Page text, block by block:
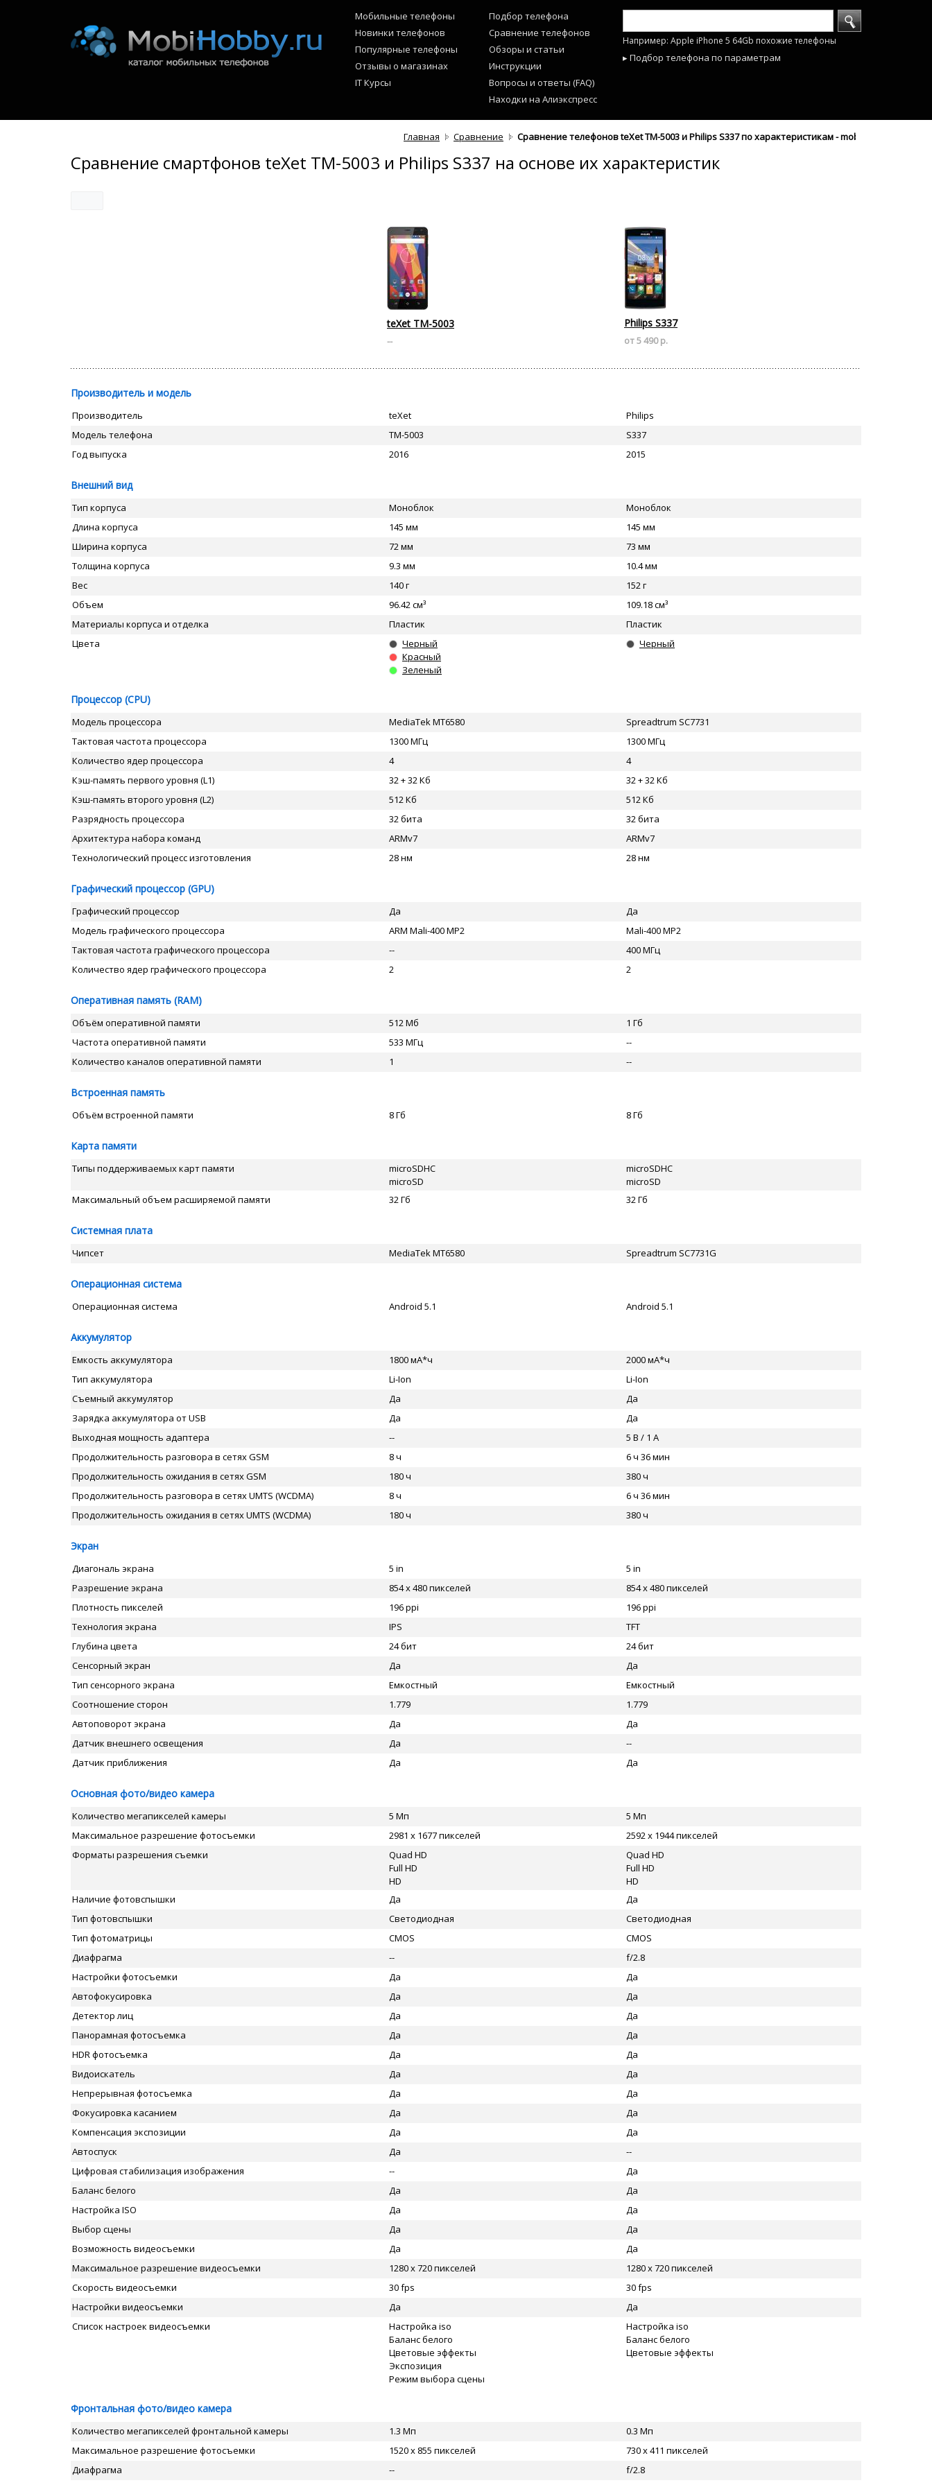
Мобильные телефоны
Новинки телефонов
Популярные телефоны
Отзывы о магазинах
IT Курсы
Подбор телефона
Сравнение телефонов
Обзоры и статьи
Инструкции
Вопросы и ответы (FAQ)
Находки на Алиэкспресс
Например: Apple iPhone 5 64Gb похожие телефоны
▸ Подбор телефона по параметрам
Главная Сравнение Сравнение телефонов teXet TM-5003 и Philips S337 по характеристикам - mobyhobby.ru
Сравнение смартфонов teXet TM-5003 и Philips S337 на основе их характеристик
teXet TM-5003
--
Philips S337
от 5 490 р.
Производитель и модель
Производитель teXet
Philips
Модель телефона
TM-5003
S337
Год выпуска
2016 2015
Внешний вид
Тип корпуса Моноблок
Моноблок
Длина корпуса
145 мм
145 мм
Ширина корпуса
72 мм
73 мм
Толщина корпуса
9.3 мм
10.4 мм
Вес
140 г
152 г
Объем
96.42 см³
109.18 см³
Материалы корпуса и отделка
Пластик
Пластик
Цвета
Черный
Красный
Зеленый
Черный
Процессор (CPU)
Модель процессора MediaTek MT6580
Spreadtrum SC7731
Тактовая частота процессора
1300 МГц
1300 МГц
Количество ядер процессора
4
4
Кэш-память первого уровня (L1)
32 + 32 Кб
32 + 32 Кб
Кэш-память второго уровня (L2)
512 Кб
512 Кб
Разрядность процессора
32 бита
32 бита
Архитектура набора команд
ARMv7
ARMv7
Технологический процесс изготовления
28 нм 28 нм
Графический процессор (GPU)
Графический процессор Да
Да
Модель графического процессора
ARM Mali-400 MP2
Mali-400 MP2
Тактовая частота графического процессора
--
400 МГц
Количество ядер графического процессора
2 2
Оперативная память (RAM)
Объём оперативной памяти 512 Мб
1 Гб
Частота оперативной памяти
533 МГц
--
Количество каналов оперативной памяти
1 --
Встроенная память
Объём встроенной памяти 8 Гб 8 Гб
Карта памяти
Типы поддерживаемых карт памяти
microSDHC
microSD
microSDHC
microSD
Максимальный объем расширяемой памяти
32 Гб 32 Гб
Системная плата
Чипсет MediaTek MT6580 Spreadtrum SC7731G
Операционная система
Операционная система Android 5.1 Android 5.1
Аккумулятор
Емкость аккумулятора 1800 мА*ч
2000 мА*ч
Тип аккумулятора
Li-Ion
Li-Ion
Съемный аккумулятор
Да
Да
Зарядка аккумулятора от USB
Да
Да
Выходная мощность адаптера
--
5 В / 1 А
Продолжительность разговора в сетях GSM
8 ч
6 ч 36 мин
Продолжительность ожидания в сетях GSM
180 ч
380 ч
Продолжительность разговора в сетях UMTS (WCDMA)
8 ч
6 ч 36 мин
Продолжительность ожидания в сетях UMTS (WCDMA)
180 ч 380 ч
Экран
Диагональ экрана 5 in
5 in
Разрешение экрана
854 x 480 пикселей
854 x 480 пикселей
Плотность пикселей
196 ppi
196 ppi
Технология экрана
IPS
TFT
Глубина цвета
24 бит
24 бит
Сенсорный экран
Да
Да
Тип сенсорного экрана
Емкостный
Емкостный
Соотношение сторон
1.779
1.779
Автоповорот экрана
Да
Да
Датчик внешнего освещения
Да
--
Датчик приближения
Да Да
Основная фото/видео камера
Количество мегапикселей камеры 5 Мп
5 Мп
Максимальное разрешение фотосъемки
2981 x 1677 пикселей
2592 x 1944 пикселей
Форматы разрешения съемки
Quad HD
Full HD
HD
Quad HD
Full HD
HD
Наличие фотовспышки
Да
Да
Тип фотовспышки
Светодиодная
Светодиодная
Тип фотоматрицы
CMOS
CMOS
Диафрагма
--
f/2.8
Настройки фотосъемки
Да
Да
Автофокусировка
Да
Да
Детектор лиц
Да
Да
Панорамная фотосъемка
Да
Да
HDR фотосъемка
Да
Да
Видоискатель
Да
Да
Непрерывная фотосъемка
Да
Да
Фокусировка касанием
Да
Да
Компенсация экспозиции
Да
Да
Автоспуск
Да
--
Цифровая стабилизация изображения
--
Да
Баланс белого
Да
Да
Настройка ISO
Да
Да
Выбор сцены
Да
Да
Возможность видеосъемки
Да
Да
Максимальное разрешение видеосъемки
1280 x 720 пикселей
1280 x 720 пикселей
Скорость видеосъемки
30 fps
30 fps
Настройки видеосъемки
Да
Да
Список настроек видеосъемки
Настройка iso
Баланс белого
Цветовые эффекты
Экспозиция
Режим выбора сцены
Настройка iso
Баланс белого
Цветовые эффекты
Фронтальная фото/видео камера
Количество мегапикселей фронтальной камеры 1.3 Мп
0.3 Мп
Максимальное разрешение фотосъемки
1520 x 855 пикселей
730 x 411 пикселей
Диафрагма
--
f/2.8